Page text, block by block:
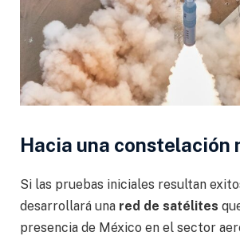
Hacia una constelación
Si las pruebas iniciales resultan
desarrollará una red de satélites
presencia de México en el sector